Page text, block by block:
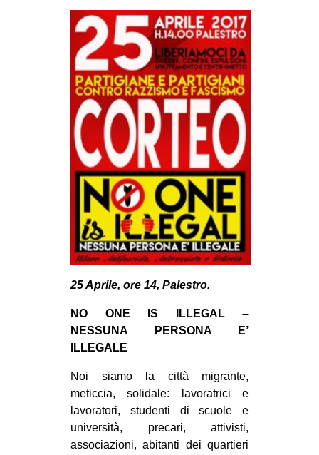
MOBILITAZIONI
SPAZI
SPORT POPOLARE
MOVIMENTI
AMBIENTE
ANTIFASCISMO
DIRITTO ALL’ABITARE
GENERI
MIGRAZIONI
PRECARIATO
CULTURE
CINEMA
MANIFESTI
RECENSIONI
25 Aprile, ore 14, Palestro.
NO ONE IS ILLEGAL –
NESSUNA PERSONA E’
ILLEGALE
Noi siamo la città migrante,
meticcia, solidale: lavoratrici e
lavoratori, studenti di scuole e
università, precari, attivisti,
associazioni, abitanti dei quartieri